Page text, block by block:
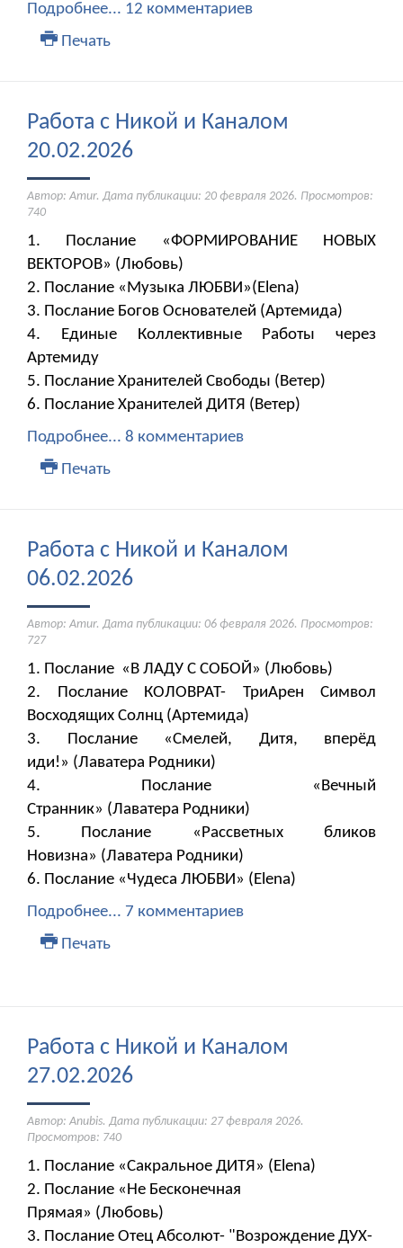
Подробнее... 12 комментариев
Печать
Работа с Никой и Каналом
20.02.2026
Автор: Amur. Дата публикации: 20 февраля 2026. Просмотров:
740
1. Послание «ФОРМИРОВАНИЕ НОВЫХ
ВЕКТОРОВ» (Любовь)
2. Послание «Музыка ЛЮБВИ»(Elena)
​​​​​​​3. Послание Богов Основателей (Артемида)
4. Единые Коллективные Работы через
Артемиду
5. Послание Хранителей Свободы (Ветер)
6. Послание Хранителей ДИТЯ (Ветер)
Подробнее... 8 комментариев
Печать
Работа с Никой и Каналом
06.02.2026
Автор: Amur. Дата публикации: 06 февраля 2026. Просмотров:
727
1. Послание «В ЛАДУ С СОБОЙ» (Любовь)
2. Послание КОЛОВРАТ- ТриАрен Символ
Восходящих Солнц (Артемида)
3. Послание «Смелей, Дитя, вперёд
иди!» (Лаватера Родники)
4. ​​​​​​​Послание «Вечный
Странник» (Лаватера Родники)
5. Послание «Рассветных бликов
Новизна» (Лаватера Родники)
6. Послание «Чудеса ЛЮБВИ» (Elena)
Подробнее... 7 комментариев
Печать
Работа с Никой и Каналом
27.02.2026
Автор: Anubis. Дата публикации: 27 февраля 2026.
Просмотров: 740
1. Послание «Сакральное ДИТЯ» (Elena)
2. Послание «Не Бесконечная
Прямая» (Любовь)
3. Послание Отец Абсолют- "Возрождение ДУХ-